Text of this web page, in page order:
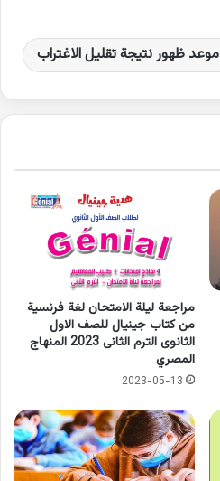
موعد ظهور نتيجة تقليل الاغتراب
مراجعة ليلة الامتحان لغة فرنسية
من كتاب جينيال للصف الاول
الثانوى الترم الثانى 2023 المنهاج
المصري
2023-05-13